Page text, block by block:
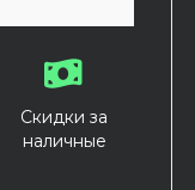
Скидки за
наличные